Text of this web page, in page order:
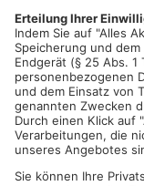
Für
Oktober muss eine
Die
Aschaffenburg statt
werden:
Über die Homepage
stream)
Los geht’s um 18 Uhr.